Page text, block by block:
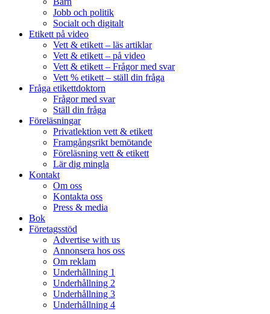
Jobb och politik
Socialt och digitalt
Etikett på video
Vett & etikett – läs artiklar
Vett & etikett – på video
Vett & etikett – Frågor med svar
Vett % etikett – ställ din fråga
Fråga etikettdoktorn
Frågor med svar
Ställ din fråga
Föreläsningar
Privatlektion vett & etikett
Framgångsrikt bemötande
Föreläsning vett & etikett
Lär dig mingla
Kontakt
Om oss
Kontakta oss
Press & media
Bok
Företagsstöd
Advertise with us
Annonsera hos oss
Om reklam
Underhållning 1
Underhållning 2
Underhållning 3
Underhållning 4